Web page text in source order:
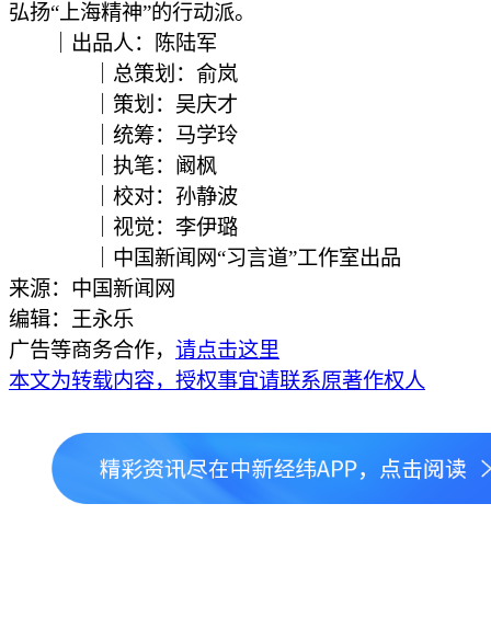
弘扬“上海精神”的行动派。
｜出品人：陈陆军
｜总策划：俞岚
｜策划：吴庆才
｜统筹：马学玲
｜执笔：阚枫
｜校对：孙静波
｜视觉：李伊璐
｜中国新闻网“习言道”工作室出品
来源：中国新闻网
编辑：王永乐
广告等商务合作， 请点击这里
本文为转载内容，授权事宜请联系原著作权人